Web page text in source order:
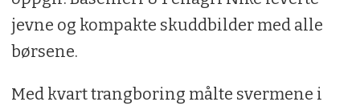
jevne og kompakte skuddbilder med alle
børsene.
Med kvart trangboring målte svermene i